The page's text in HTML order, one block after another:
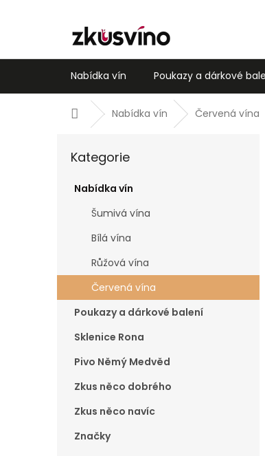
Nabídka vín Poukazy a dárkové
DomůNabídka vín Červená vína
p
kategorie
Kategorie
Nabídka vín
Šumivá vína
Bílá vína
Růžová vína
Červená vína
Poukazy a dárkové balení
Sklenice Rona
Pivo Němý Medvěd
Zkus něco dobrého
Zkus něco navíc
Značky